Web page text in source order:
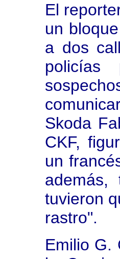
El
un
a dos
policías
Skoda
CKF,
un
tuvieron
rastro".
Emilio G.